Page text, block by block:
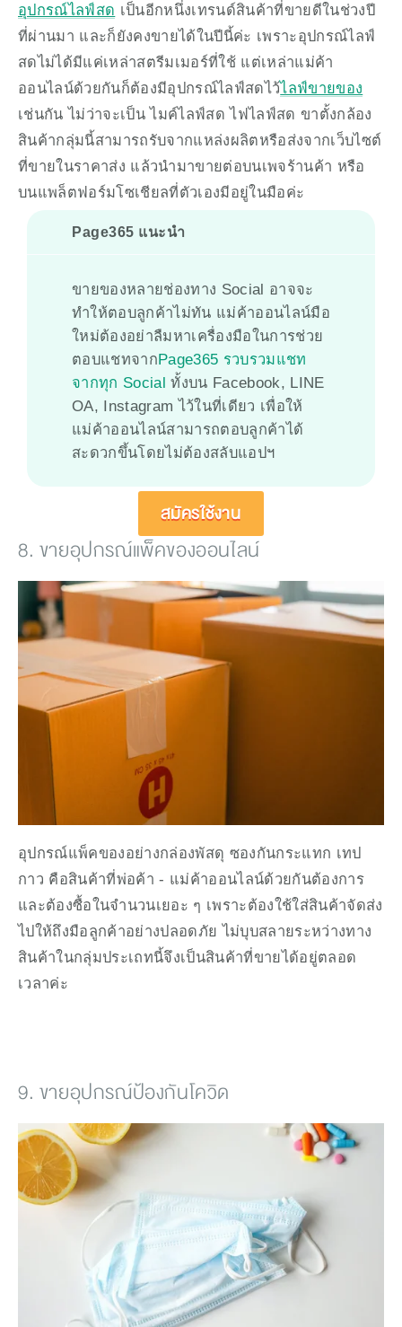
อุปกรณ์ไลฟ์สด เป็นอีกหนึ่งเทรนด์สินค้าที่ขายดีในช่วงปี
ที่ผ่านมา และก็ยังคงขายได้ในปีนี้ค่ะ เพราะอุปกรณ์ไลฟ์
สดไม่ได้มีแค่เหล่าสตรีมเมอร์ที่ใช้ แต่เหล่าแม่ค้า
ออนไลน์ด้วยกันก็ต้องมีอุปกรณ์ไลฟ์สดไว้ไลฟ์ขายของ
เช่นกัน ไม่ว่าจะเป็น ไมค์ไลฟ์สด ไฟไลฟ์สด ขาตั้งกล้อง
สินค้ากลุ่มนี้สามารถรับจากแหล่งผลิตหรือส่งจากเว็บไซต์
ที่ขายในราคาส่ง แล้วนำมาขายต่อบนเพจร้านค้า หรือ
บนแพล็ตฟอร์มโซเชียลที่ตัวเองมีอยู่ในมือค่ะ
Page365 แนะนำ
ขายของหลายช่องทาง Social อาจจะ
ทำให้ตอบลูกค้าไม่ทัน แม่ค้าออนไลน์มือ
ใหม่ต้องอย่าลืมหาเครื่องมือในการช่วย
ตอบแชทจากPage365 รวบรวมแชท
จากทุก Social ทั้งบน Facebook, LINE
OA, Instagram ไว้ในที่เดียว เพื่อให้
แม่ค้าออนไลน์สามารถตอบลูกค้าได้
สะดวกขึ้นโดยไม่ต้องสลับแอปฯ
สมัครใช้งาน
8. ขายอุปกรณ์แพ็คของออนไลน์
อุปกรณ์แพ็คของอย่างกล่องพัสดุ ซองกันกระแทก เทป
กาว คือสินค้าที่พ่อค้า - แม่ค้าออนไลน์ด้วยกันต้องการ
และต้องซื้อในจำนวนเยอะ ๆ เพราะต้องใช้ใส่สินค้าจัดส่ง
ไปให้ถึงมือลูกค้าอย่างปลอดภัย ไม่บุบสลายระหว่างทาง
สินค้าในกลุ่มประเถทนี้จึงเป็นสินค้าที่ขายได้อยู่ตลอด
เวลาค่ะ
9. ขายอุปกรณ์ป้องกันโควิด